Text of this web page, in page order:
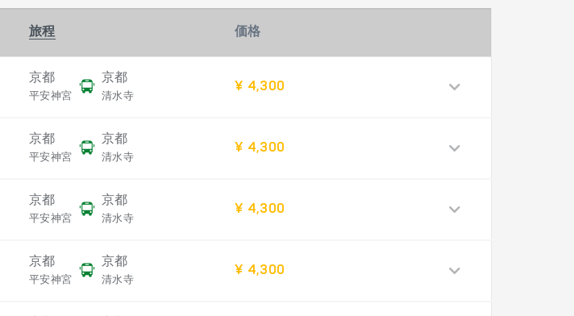
旅程 価格
京都
平安神宮
京都
清水寺
¥ 4,300
京都
平安神宮
京都
清水寺
¥ 4,300
京都
平安神宮
京都
清水寺
¥ 4,300
京都
平安神宮
京都
清水寺
¥ 4,300